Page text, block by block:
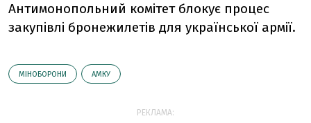
Антимонопольний комітет блокує процес
закупівлі бронежилетів для української армії.
МІНОБОРОНИ АМКУ
РЕКЛАМА: